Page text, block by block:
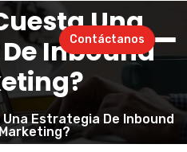
Contáctanos
Una
Inbound
Estrategia De Inbound
Marketing?